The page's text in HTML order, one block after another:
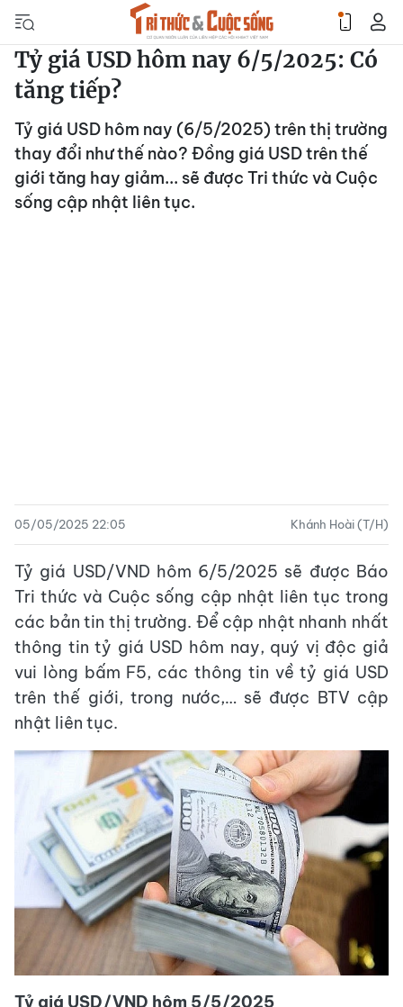
Tỷ giá USD hôm nay 6/5/2025: Có
tăng tiếp?
Tỷ giá USD hôm nay (6/5/2025) trên thị trường
thay đổi như thế nào? Đồng giá USD trên thế
giới tăng hay giảm... sẽ được Tri thức và Cuộc
sống cập nhật liên tục.
05/05/2025 22:05 Khánh Hoài (T/H)
Tỷ giá USD/VND hôm 6/5/2025 sẽ được Báo
Tri thức và Cuộc sống cập nhật liên tục trong
các bản tin thị trường. Để cập nhật nhanh nhất
thông tin tỷ giá USD hôm nay, quý vị độc giả
vui lòng bấm F5, các thông tin về tỷ giá USD
trên thế giới, trong nước,… sẽ được BTV cập
nhật liên tục.
Tỷ giá USD/VND hôm 5/5/2025